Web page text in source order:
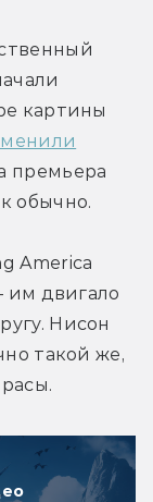
картины
премьера
обычно.
America
им двигало
Нисон
такой же,